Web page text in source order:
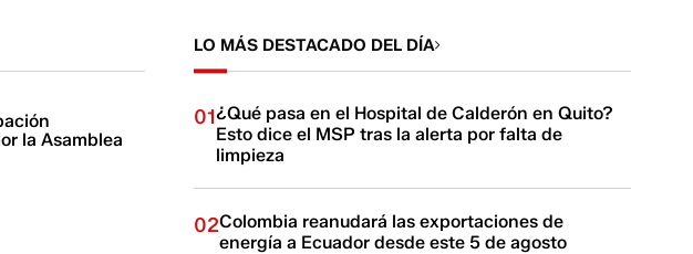
la Asamblea
LO MÁS DESTACADO DEL DÍA
01¿Qué pasa en el Hospital de Calderón en Quito?
Esto dice el MSP tras la alerta por falta de
limpieza
02Colombia reanudará las exportaciones de
energía a Ecuador desde este 5 de agosto